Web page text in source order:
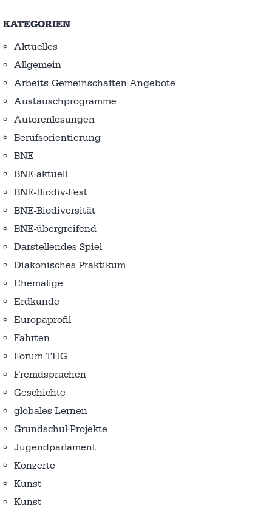
KATEGORIEN
Aktuelles
Allgemein
Arbeits-Gemeinschaften-Angebote
Austausch­programme
Autorenlesungen
Berufsorientierung
BNE
BNE-aktuell
BNE-Biodiv-Fest
BNE-Biodiversität
BNE-übergreifend
Darstellendes Spiel
Diakonisches Praktikum
Ehemalige
Erdkunde
Europaprofil
Fahrten
Forum THG
Fremdsprachen
Geschichte
globales Lernen
Grundschul-Projekte
Jugendparlament
Konzerte
Kunst
Kunst